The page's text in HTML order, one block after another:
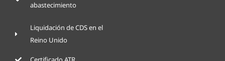
abastecimiento
Liquidación de CDS en el
Reino Unido